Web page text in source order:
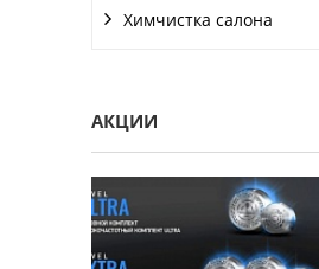
Химчистка салона
АКЦИИ